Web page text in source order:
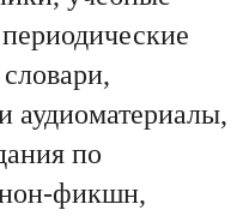
аудиоматериалы,
по
нон-фикшн,